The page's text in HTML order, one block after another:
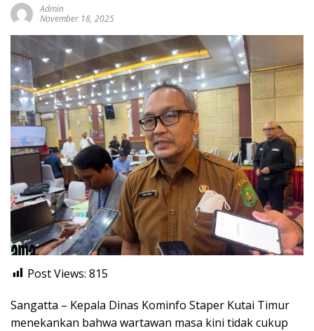
Admin
November 18, 2025
Post Views: 815
Sangatta – Kepala Dinas Kominfo Staper Kutai Timur
menekankan bahwa wartawan masa kini tidak cukup